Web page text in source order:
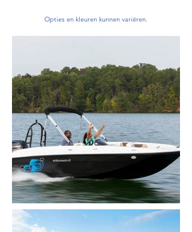
Opties en kleuren kunnen variëren.